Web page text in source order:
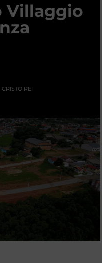
Villaggio
REI